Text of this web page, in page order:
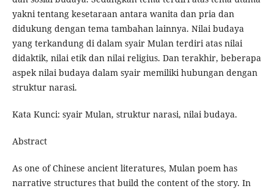
yakni tentang kesetaraan antara wanita dan pria dan
didukung dengan tema tambahan lainnya. Nilai budaya
yang terkandung di dalam syair Mulan terdiri atas nilai
didaktik, nilai etik dan nilai religius. Dan terakhir, beberapa
aspek nilai budaya dalam syair memiliki hubungan dengan
struktur narasi.
Kata Kunci: syair Mulan, struktur narasi, nilai budaya.
Abstract
As one of Chinese ancient literatures, Mulan poem has
narrative structures that build the content of the story. In